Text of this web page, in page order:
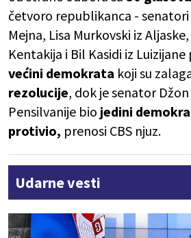
četvoro republikanca - senatori
Mejna, Lisa Murkovski iz
Kentakija i Bil Kasidi iz
većini demokrata koji su
rezolucije, dok je senator
Pensilvanije bio jedini
protivio, prenosi CBS njuz.
Udarne vesti